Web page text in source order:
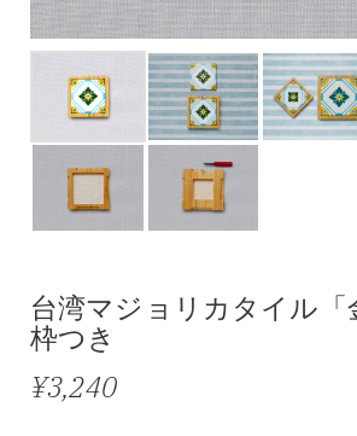
台湾マジョリカタイル「
枠つき
¥3,240